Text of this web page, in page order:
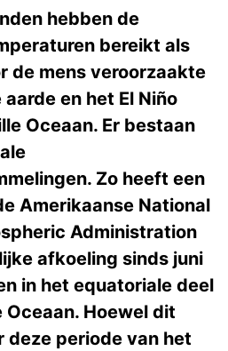
hebben de
bereikt als
de mens veroorzaakte
en het El Niño
Oceaan. Er bestaan
Zo heeft een
Amerikaanse National
Administration
afkoeling sinds juni
in het equatoriale deel
Hoewel dit
deze periode van het